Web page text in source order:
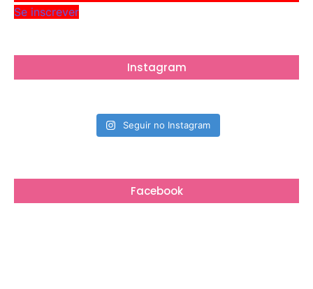
Se inscrever
Instagram
Seguir no Instagram
Facebook